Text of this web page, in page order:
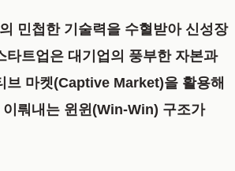
민첩한 기술력을 수혈받아 신성장
타트업은 대기업의 풍부한 자본과
브 마켓(Captive Market)을 활용해
뤄내는 윈윈(Win-Win) 구조가